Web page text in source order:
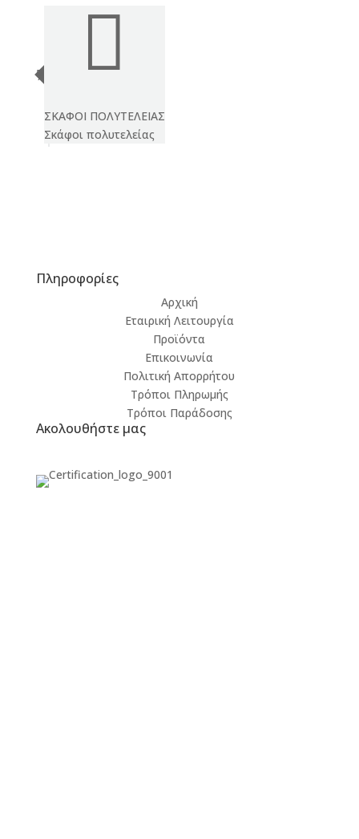

ΣΚΑΦΟΙ ΠΟΛΥΤΕΛΕΙΑΣ
Σκάφοι πολυτελείας
Πληροφορίες
Αρχική
Εταιρική Λειτουργία
Προϊόντα
Επικοινωνία
Πολιτική Απορρήτου
Τρόποι Πληρωμής
Τρόποι Παράδοσης
Ακολουθήστε μας